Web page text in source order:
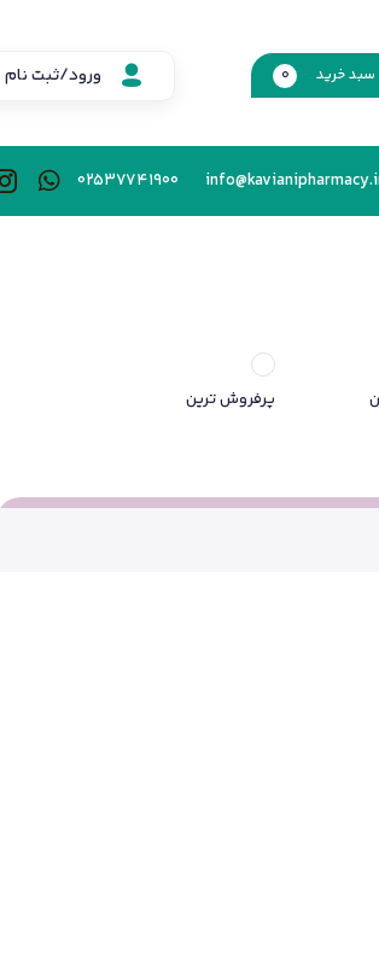
سبد خرید 0 ورود/ثبت نام
02537741900
پرفروش ترین